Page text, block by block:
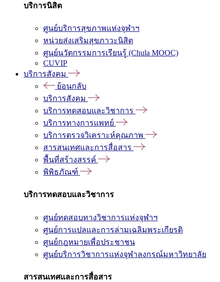
บริการนิสิต
ศูนย์บริการสุขภาพแห่งจุฬาฯ
หน่วยส่งเสริมสุขภาวะนิสิต
ศูนย์นวัตกรรมการเรียนรู้ (Chula MOOC)
CUVIP
บริการสังคม
ย้อนกลับ
บริการสังคม
บริการทดสอบและวิชาการ
บริการทางการแพทย์
บริการตรวจวิเคราะห์คุณภาพ
สารสนเทศและการสื่อสาร
พื้นที่สร้างสรรค์
พิพิธภัณฑ์
บริการทดสอบและวิชาการ
ศูนย์ทดสอบทางวิชาการแห่งจุฬาฯ
ศูนย์การแปลและการล่ามเฉลิมพระเกียรติ
ศูนย์กฎหมายเพื่อประชาชน
ศูนย์บริการวิชาการแห่งจุฬาลงกรณ์มหาวิทยาลัย
สารสนเทศและการสื่อสาร